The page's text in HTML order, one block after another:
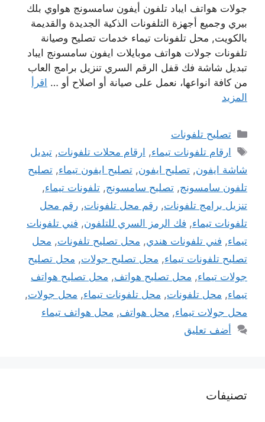
جولات هواتف ايباد تلفون أيفون سامسونج هواوي بلك
بيري وجميع أجهزة التلفونات الذكية الجديدة والقديمة
بالكويت, محل تلفونات تيماء خدمات تصليح وصيانة
تلفونات جولات هواتف موبايلات ايفون سامسونج ايباد
تبديل شاشة فك قفل الرقم السري تنزيل برامج العاب
من كافة انواعها، نعمل على صيانة أو اصلاح أو … اقرأ
المزيد
التصنيفات
تصليح تلفونات
الوسوم
ارقام تلفونات تيماء, ارقام محلات تلفونات,تبديل
شاشة ايفون, تصليح ايفون, تصليح ايفون تيماء, تصليح
تلفون سامسونج, تصليح سامسونج, تلفونات تيماء,
تنزيل برامج تلفونات, رقم محل تلفونات, رقم محل
تلفونات تيماء, فك الرمز السري للتلفون, فني تلفونات
تيماء, فني تلفونات هندي, محل تصليح تلفونات, محل
تصليح تلفونات تيماء, محل تصليح جولات, محل تصليح
جولات تيماء, محل تصليح هواتف, محل تصليح هواتف
تيماء, محل تلفونات, محل تلفونات تيماء, محل جولات,
محل جولات تيماء, محل هواتف, محل هواتف تيماء
أضف تعليق
تصنيفات